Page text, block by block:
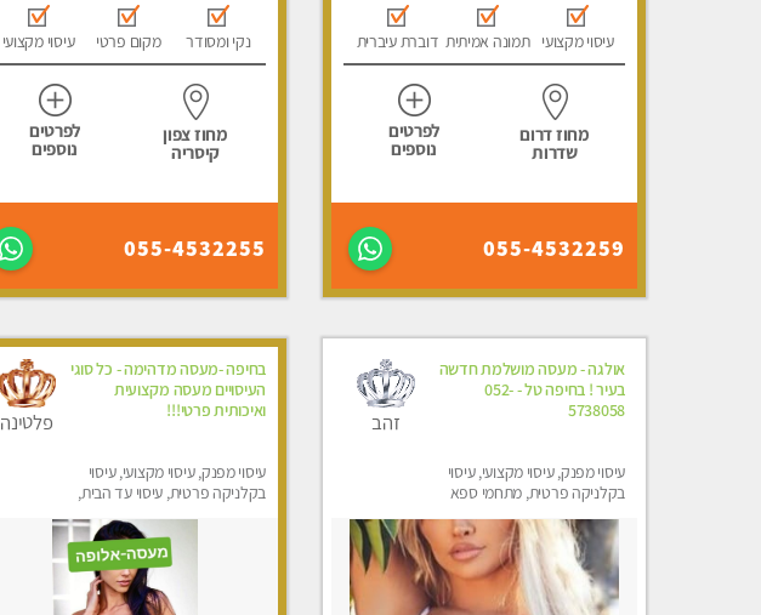
עיסוי מקצועי תמונה אמיתית דוברת עיברית
מחוז דרום
שדרות
לפרטים
נוספים
055-4532259
נקי ומסודר מקום פרטי עיסוי מקצועי
מחוז צפון
קיסריה
לפרטים
נוספים
055-4532255
אולגה - מעסה מושלמת חדשה
בעיר ! בחיפה טל - 052-
5738058
עיסוי מפנק, עיסוי מקצועי, עיסוי
בקלניקה פרטית, מתחמי ספא
הבית, עיסוי טנטרה
זהב
בחיפה -מעסה מדהימה - כל סוגי
העיסויים מעסה מקצועית
ואיכותית פרטי!!!
עיסוי מפנק, עיסוי מקצועי, עיסוי
בקלניקה פרטית, עיסוי עד הבית,
פלטינה